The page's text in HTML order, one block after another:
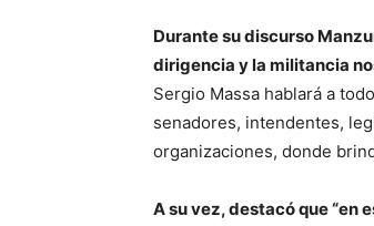
Durante su discurso
dirigencia y la militancia
Sergio Massa hablará a
senadores, intendentes,
organizaciones, donde
A su vez, destacó que “en